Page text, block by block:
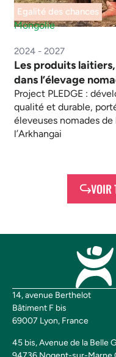
Egalité des chances
Mongolie
2024 - 2027
Les produits
dans l’élevage
Project PLEDGE :
qualité et durable,
éleveuses nomades
l’Arkhangai
VOIR
14, avenue Berthelot
Bâtiment F bis
69007 Lyon, France
45 bis, Avenue de la Belle